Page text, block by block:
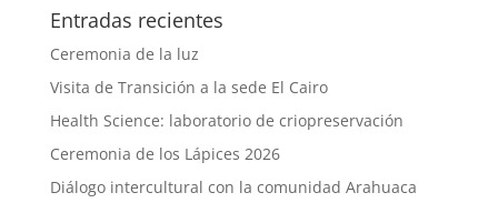
Entradas recientes
Ceremonia de la luz
Visita de Transición a la sede El Cairo
Health Science: laboratorio de criopreservación
Ceremonia de los Lápices 2026
Diálogo intercultural con la comunidad Arahuaca